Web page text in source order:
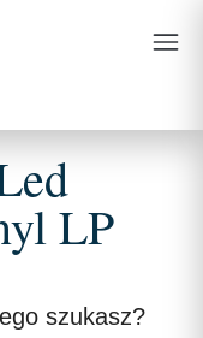
LP
szukasz?